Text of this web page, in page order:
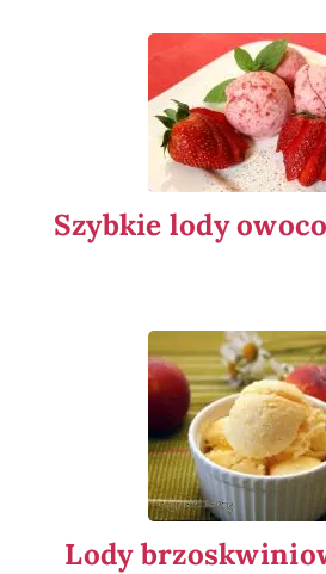
Szybkie lody
Lody